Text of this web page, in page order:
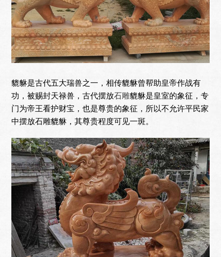
貔貅是古代五大瑞兽之一，相传貔貅曾帮助皇帝作战有
功，被赐封天禄兽，古代摆放石雕貔貅是皇室的象征，专
门为帝王看护财宝，也是尊贵的象征，所以不允许平民家
中摆放石雕貔貅，其尊贵程度可见一斑。